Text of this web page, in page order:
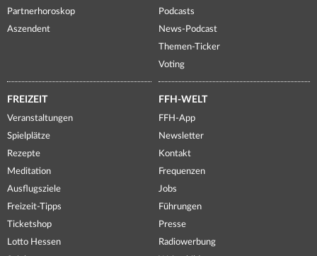
Partnerhoroskop
Aszendent
Podcasts
News-Podcast
Themen-Ticker
Voting
FREIZEIT
Veranstaltungen
Spielplätze
Rezepte
Meditation
Ausflugsziele
Freizeit-Tipps
Ticketshop
Lotto Hessen
FFH-WELT
FFH-App
Newsletter
Kontakt
Frequenzen
Jobs
Führungen
Presse
Radiowerbung